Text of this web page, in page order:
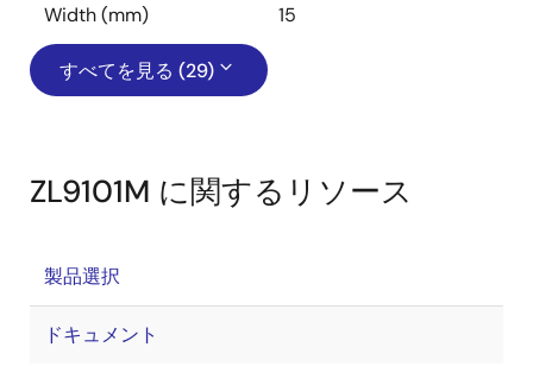
Width (mm) 15
すべてを見る (29)
ZL9101M に関するリソース
製品選択
ドキュメント